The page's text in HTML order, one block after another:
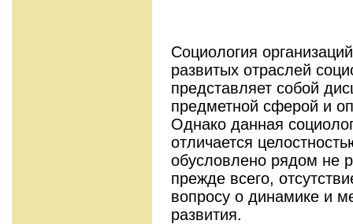
Социология
развитых отраслей
представляет собой
предметной сферой и
Однако данная
отличается
обусловлено рядом не
прежде всего,
вопросу о динамике и
развития.